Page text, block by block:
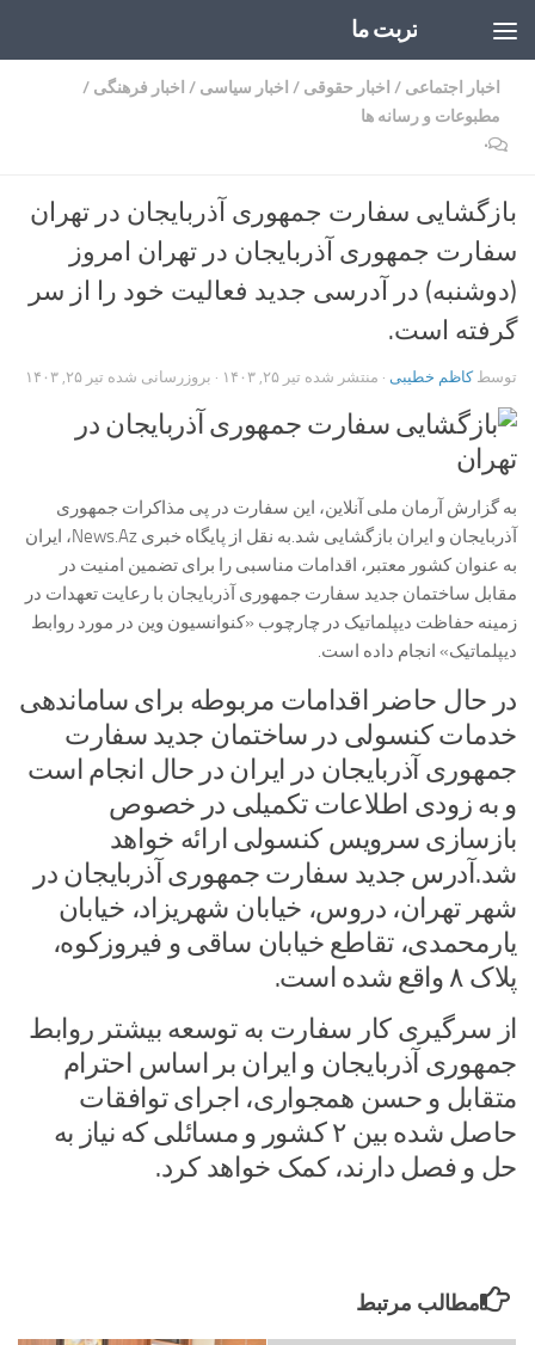
تربت ما
اخبار اجتماعی / اخبار حقوقی / اخبار سیاسی / اخبار فرهنگی /
مطبوعات و رسانه ها
۰
بازگشایی سفارت جمهوری آذربایجان در تهران
سفارت جمهوری آذربایجان در تهران امروز
(دوشنبه) در آدرسی جدید فعالیت خود را از سر
گرفته است.
توسطکاظم خطیبی · منتشر شده تیر ۲۵, ۱۴۰۳ · بروزرسانی شده تیر ۲۵, ۱۴۰۳
به گزارش آرمان ملی آنلاین، این سفارت در پی مذاکرات جمهوری
آذربایجان و ایران بازگشایی شد.به نقل از پایگاه خبری News.Az، ایران
به‌ عنوان کشور معتبر، اقدامات مناسبی را برای تضمین امنیت در
مقابل ساختمان جدید سفارت جمهوری آذربایجان با رعایت تعهدات در
زمینه حفاظت دیپلماتیک در چارچوب «کنوانسیون وین در مورد روابط
دیپلماتیک» انجام داده است.
در حال حاضر اقدامات مربوطه برای ساماندهی
خدمات کنسولی در ساختمان جدید سفارت
جمهوری آذربایجان در ایران در حال انجام است
و به زودی اطلاعات تکمیلی در خصوص
بازسازی سرویس کنسولی ارائه خواهد
شد.آدرس جدید سفارت جمهوری آذربایجان در
شهر تهران، دروس، خیابان شهریزاد، خیابان
یارمحمدی، تقاطع خیابان ساقی و فیروزکوه،
پلاک ۸ واقع شده است.
از سرگیری کار سفارت به توسعه بیشتر روابط
جمهوری آذربایجان و ایران بر اساس احترام
متقابل و حسن همجواری، اجرای توافقات
حاصل شده بین ۲ کشور و مسائلی که نیاز به
حل و فصل دارند، کمک خواهد کرد.
مطالب مرتبط